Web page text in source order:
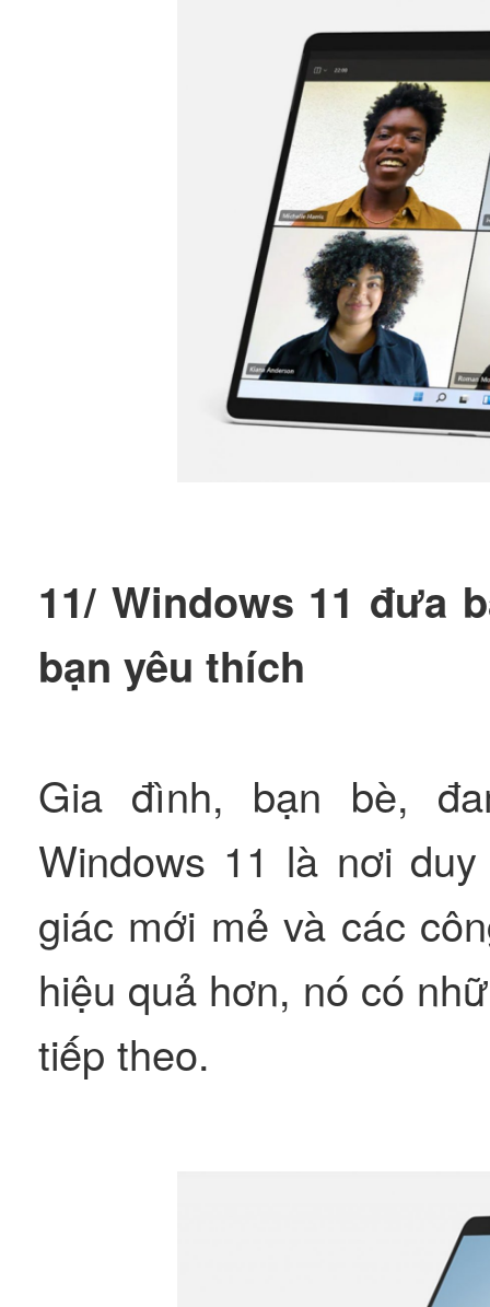
11/ Windows 11 đưa
bạn yêu thích
Gia đình, bạn bè,
Windows 11 là nơi
giác mới mẻ và các
hiệu quả hơn, nó có
tiếp theo.